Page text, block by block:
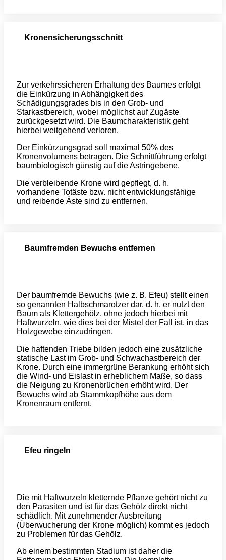
Kronensicherungsschnitt
Zur verkehrssicheren Erhaltung des Baumes erfolgt
die Einkürzung in Abhängigkeit des
Schädigungsgrades bis in den Grob- und
Starkastbereich, wobei möglichst auf Zugäste
zurückgesetzt wird. Die Baumcharakteristik geht
hierbei weitgehend verloren.
Der Einkürzungsgrad soll maximal 50% des
Kronenvolumens betragen. Die Schnittführung erfolgt
baumbiologisch günstig auf die Astringebene.
Die verbleibende Krone wird gepflegt, d. h.
vorhandene Totäste bzw. nicht entwicklungsfähige
und reibende Äste sind zu entfernen.
Baumfremden Bewuchs entfernen
Der baumfremde Bewuchs (wie z. B. Efeu) stellt einen
so genannten Halbschmarotzer dar, d. h. er nutzt den
Baum als Klettergehölz, ohne jedoch hierbei mit
Haftwurzeln, wie dies bei der Mistel der Fall ist, in das
Holzgewebe einzudringen.
Die haftenden Triebe bilden jedoch eine zusätzliche
statische Last im Grob- und Schwachastbereich der
Krone. Durch eine immergrüne Berankung erhöht sich
die Wind- und Eislast in erheblichem Maße, so dass
die Neigung zu Kronenbrüchen erhöht wird. Der
Bewuchs wird ab Stammkopfhöhe aus dem
Kronenraum entfernt.
Efeu ringeln
Die mit Haftwurzeln kletternde Pflanze gehört nicht zu
den Parasiten und ist für das Gehölz direkt nicht
schädlich. Mit zunehmender Ausbreitung
(Überwucherung der Krone möglich) kommt es jedoch
zu Problemen für das Gehölz.
Ab einem bestimmten Stadium ist daher die